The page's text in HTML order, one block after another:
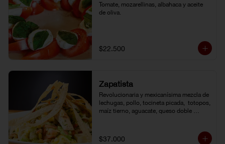
Tomate, mozarellinas, albahaca y aceite
de oliva.
$22.500
Zapatista
Revolucionaria y mexicanísima mezcla de
lechugas, pollo, tocineta picada,  totopos,
maíz tierno, aguacate, queso doble
$37.000